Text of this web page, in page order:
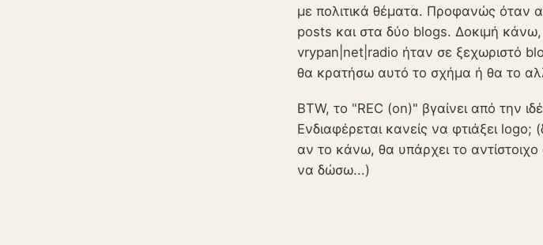
με πολιτικά θέματα. Προφανώς όταν
posts και στα δύο blogs. Δοκιμή
vrypan|net|radio ήταν σε ξεχωριστό
θα κρατήσω αυτό το σχήμα ή θα το
BTW, το "REC (on)" βγαίνει από την
Ενδιαφέρεται κανείς να φτιάξει
αν το κάνω, θα υπάρχει το
να δώσω...)